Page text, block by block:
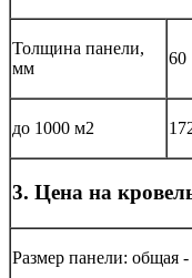
Толщина панели,
мм
60
до 1000 м2
3. Цена на
Размер панели: общая